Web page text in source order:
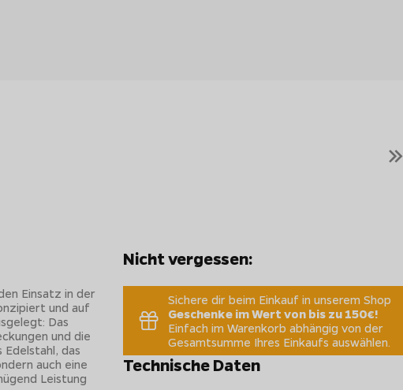
»
Einsatz in der
und auf
Das
und die
das
auch eine
Leistung
Nicht vergessen:
Sichere dir beim Einkauf in unserem Shop
Geschenke im Wert von bis zu 150€!
Einfach im Warenkorb abhängig von der
Gesamtsumme Ihres Einkaufs auswählen.
Technische Daten